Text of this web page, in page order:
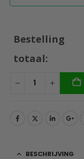
Bestelling
totaal:
BESCHRIJVING